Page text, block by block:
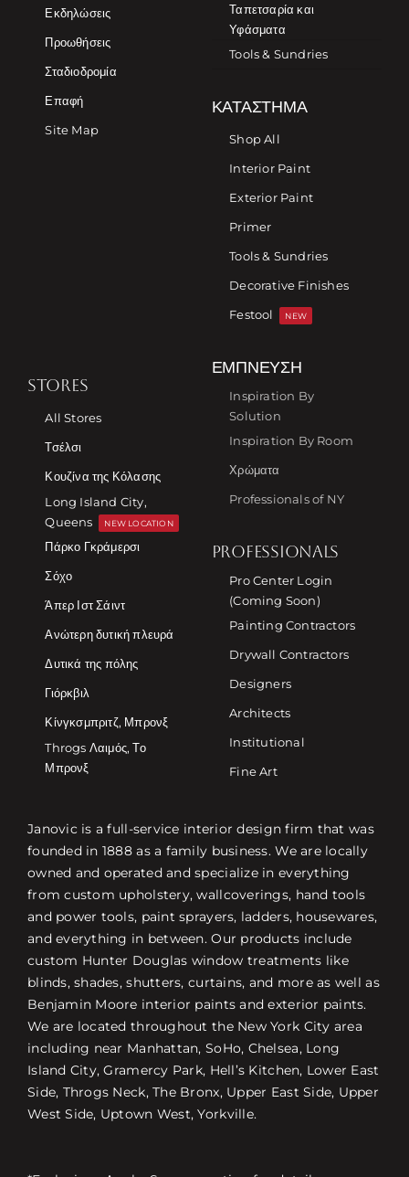
Εκδηλώσεις
Προωθήσεις
Σταδιοδρομία
Επαφή
Site Map
Ταπετσαρία και
Υφάσματα
Tools & Sundries
ΚΑΤΆΣΤΗΜΑ
Shop All
Interior Paint
Exterior Paint
Primer
Tools & Sundries
Decorative Finishes
Festool
NEW
STORES
All Stores
Τσέλσι
Κουζίνα της Κόλασης
Long Island City,
Queens
NEW LOCATION
Πάρκο Γκράμερσι
Σόχο
Άπερ Ιστ Σάιντ
Ανώτερη δυτική πλευρά
Δυτικά της πόλης
Γιόρκβιλ
Κίνγκσμπριτζ, Μπρονξ
Throgs Λαιμός, Το
Μπρονξ
ΈΜΠΝΕΥΣΗ
Inspiration By
Solution
Inspiration By Room
Χρώματα
Professionals of NY
PROFESSIONALS
Pro Center Login
(Coming Soon)
Painting Contractors
Drywall Contractors
Designers
Architects
Institutional
Fine Art
Janovic is a full-service interior design firm that was
founded in 1888 as a family business. We are locally
owned and operated and specialize in everything
from custom upholstery, wallcoverings, hand tools
and power tools, paint sprayers, ladders, housewares,
and everything in between. Our products include
custom Hunter Douglas window treatments like
blinds, shades, shutters, curtains, and more as well as
Benjamin Moore interior paints and exterior paints.
We are located throughout the New York City area
including near Manhattan, SoHo, Chelsea, Long
Island City, Gramercy Park, Hell’s Kitchen, Lower East
Side, Throgs Neck, The Bronx, Upper East Side, Upper
West Side, Uptown West, Yorkville.